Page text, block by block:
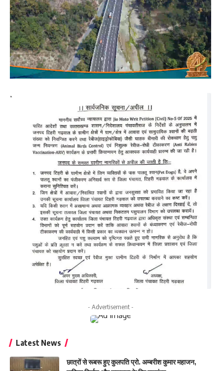
- Advertisement -
Latest News
छात्रों से रूबरू हुए कुलपति प्रो. अम्बरीश कुमार महाजन,